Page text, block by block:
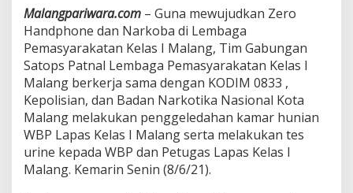
d
a
k
L
a
p
a
s
K
e
l
a
s
Malangpariwara.com – Guna mewujudkan Zero
Handphone dan Narkoba di Lembaga
Pemasyarakatan Kelas I Malang, Tim Gabungan
Satops Patnal Lembaga Pemasyarakatan Kelas I
Malang berkerja sama dengan KODIM 0833 ,
Kepolisian, dan Badan Narkotika Nasional Kota
Malang melakukan penggeledahan kamar hunian
WBP Lapas Kelas I Malang serta melakukan tes
urine kepada WBP dan Petugas Lapas Kelas I
Malang. Kemarin Senin (8/6/21).